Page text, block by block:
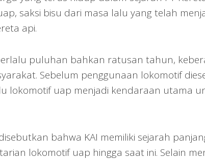
saksi bisu dari masa lalu yang telah
api.
puluhan bahkan ratusan tahun,
Sebelum penggunaan lokomotif
lokomotif uap menjadi kendaraan utama
bahwa KAI memiliki sejarah
lokomotif uap hingga saat ini. Selain